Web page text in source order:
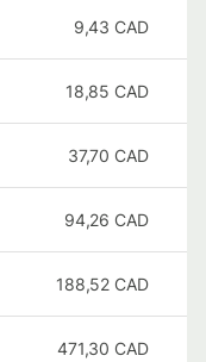
9,43 CAD
18,85 CAD
37,70 CAD
94,26 CAD
188,52 CAD
471,30 CAD